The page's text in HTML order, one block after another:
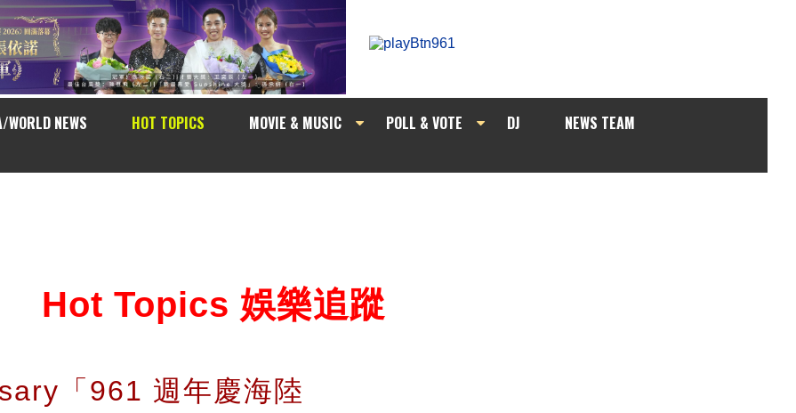
WORLD NEWS HOT TOPICS MOVIE & MUSIC POLL & VOTE DJ
NEWS TEAM
Hot Topics 娛樂追蹤
「961 週年慶海陸